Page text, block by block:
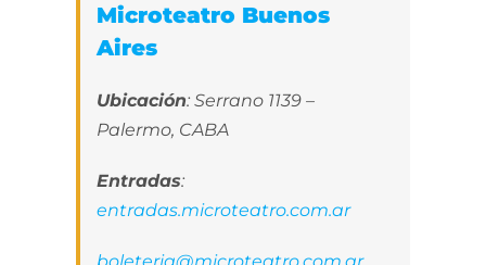
Microteatro Buenos
Aires
Ubicación: Serrano 1139 –
Palermo, CABA
Entradas:
entradas.microteatro.com.ar
boleteria@microteatro.com.ar